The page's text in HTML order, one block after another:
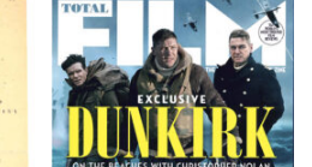
TOTAL FILM #260 –
SUMMER 2017